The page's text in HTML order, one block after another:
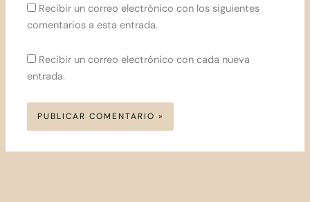
Recibir un correo electrónico con los siguientes
comentarios a esta entrada.
Recibir un correo electrónico con cada nueva
entrada.